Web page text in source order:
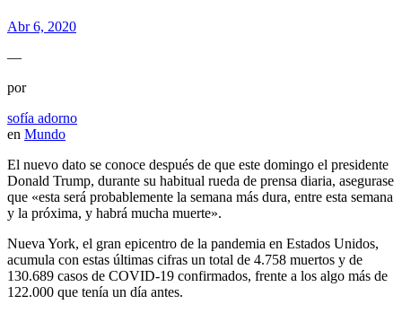
Abr 6, 2020
—
por
sofía adorno
en Mundo
El nuevo dato se conoce después de que este domingo el presidente
Donald Trump, durante su habitual rueda de prensa diaria, asegurase
que «esta será probablemente la semana más dura, entre esta semana
y la próxima, y habrá mucha muerte».
Nueva York, el gran epicentro de la pandemia en Estados Unidos,
acumula con estas últimas cifras un total de 4.758 muertos y de
130.689 casos de COVID-19 confirmados, frente a los algo más de
122.000 que tenía un día antes.